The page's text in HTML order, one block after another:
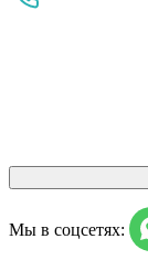
Мы в соцсетях: